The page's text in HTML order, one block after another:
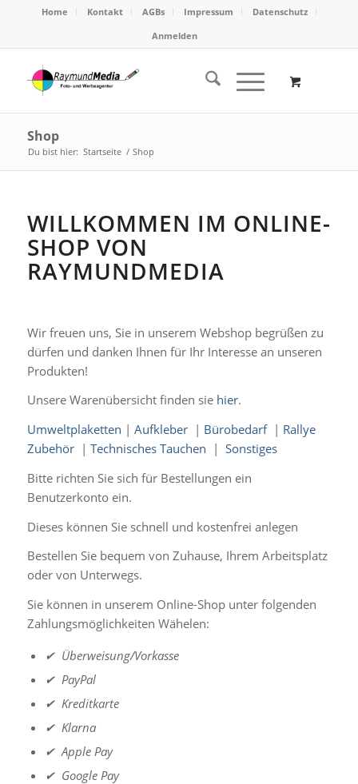
Home Kontakt AGBs Impressum
Datenschutz
Anmelden
Shop
Du bist hier: Startseite / Shop
WILLKOMMEN IM ONLINE-
SHOP VON
RAYMUNDMEDIA
Wir freuen uns, Sie in unserem Webshop begrüßen zu
dürfen und danken Ihnen für Ihr Interesse an unseren
Produkten!
Unsere Warenübersicht finden sie hier.
Umweltplaketten | Aufkleber| Bürobedarf| Rallye
Zubehör| Technisches Tauchen | Sonstiges
Bitte richten Sie sich für Bestellungen ein
Benutzerkonto ein.
Dieses können Sie schnell und kostenfrei anlegen
Bestellen Sie bequem von Zuhause, Ihrem Arbeitsplatz
oder von Unterwegs.
Sie können in unserem Online-Shop unter folgenden
Zahlungsmöglichkeiten Wähelen:
✔ Überweisung/Vorkasse
✔ PayPal
✔ Kreditkarte
✔ Klarna
✔ Apple Pay
✔ Google Pay